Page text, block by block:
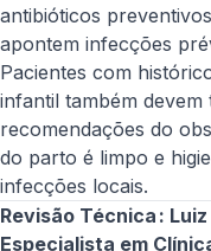
antibióticos
apontem infecções
Pacientes com
infantil também
recomendações do
do parto é limpo e
infecções locais.
Revisão Técnica :
Especialista em